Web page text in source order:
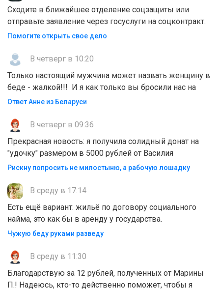
Сходите в ближайшее отделение соцзащиты или
отправьте заявление через госуслуги на соцконтракт.
Помогите открыть свое дело
В четверг в 10:20
Только настоящий мужчина может назвать женщину в
беде - жалкой!!! И я как только вы бросили нас на
Ответ Анне из Беларуси
В четверг в 09:36
Прекрасная новость: я получила солидный донат на
"удочку" размером в 5000 рублей от Василия
Рискну попросить не милостыню, а рабочую лошадку
В среду в 17:14
Есть ещё вариант: жильё по договору социального
найма, это как бы в аренду у государства.
Чужую беду руками разведу
В среду в 11:30
Благодарствую за 12 рублей, полученных от Марины
П.! Надеюсь, кто-то действенно поможет, чтобы я